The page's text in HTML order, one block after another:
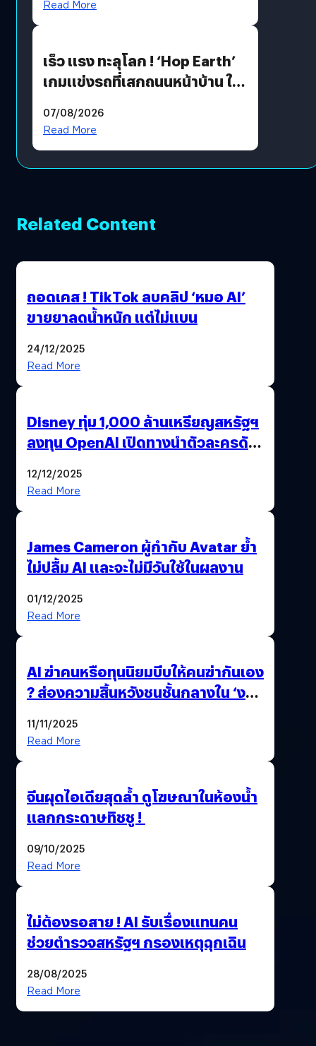
Read More
เร็ว แรง ทะลุโลก ! ‘Hop Earth’
เกมแข่งรถที่เสกถนนหน้าบ้าน ให้
07/08/2026
Read More
Related Content
ถอดเคส ! TikTok ลบคลิป ‘หมอ AI’
ขายยาลดน้ำหนัก แต่ไม่แบน
24/12/2025
Read More
Disney ทุ่ม 1,000 ล้านเหรียญสหรัฐฯ
ลงทุน OpenAI เปิดทางนำตัวละครดัง
12/12/2025
Read More
James Cameron ผู้กำกับ Avatar ย้ำ
ไม่ปลื้ม AI และจะไม่มีวันใช้ในผลงาน
01/12/2025
Read More
AI ฆ่าคนหรือทุนนิยมบีบให้คนฆ่ากันเอง
? ส่องความสิ้นหวังชนชั้นกลางใน ‘งาน
11/11/2025
Read More
จีนผุดไอเดียสุดล้ำ ดูโฆษณาในห้องน้ำ
แลกกระดาษทิชชู !
09/10/2025
Read More
ไม่ต้องรอสาย ! AI รับเรื่องแทนคน
ช่วยตำรวจสหรัฐฯ กรองเหตุฉุกเฉิน
28/08/2025
Read More